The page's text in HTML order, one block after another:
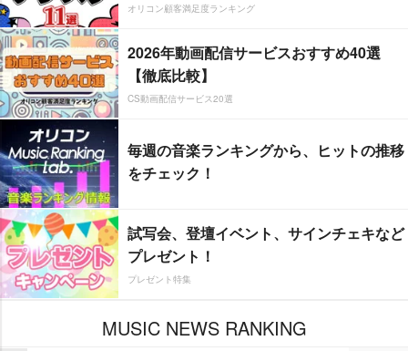
オリコン顧客満足度ランキング
2026年動画配信サービスおすすめ40選
【徹底比較】
CS動画配信サービス20選
毎週の音楽ランキングから、ヒットの推移
をチェック！
試写会、登壇イベント、サインチェキなど
プレゼント！
プレゼント特集
MUSIC NEWS RANKING